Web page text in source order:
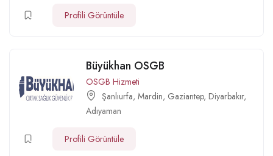
Profili Görüntüle
Büyükhan OSGB
OSGB Hizmeti
Şanlıurfa, Mardin, Gaziantep, Diyarbakır,
Adıyaman
Profili Görüntüle